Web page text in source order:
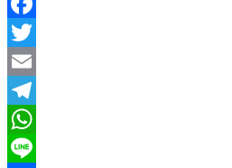
Facebook
Twitter
Email
Telegram
WhatsApp